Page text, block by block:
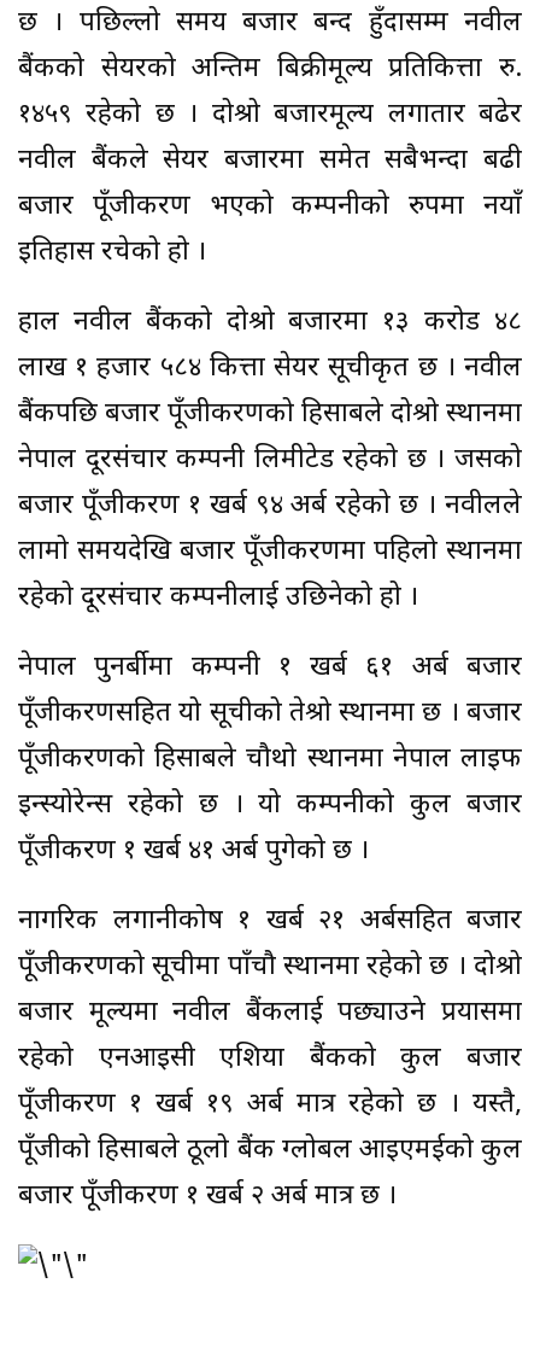
छ । पछिल्लो समय बजार बन्द हुँदासम्म नवील
बैंकको सेयरको अन्तिम बिक्रीमूल्य प्रतिकित्ता रु.
१४५९ रहेको छ । दोश्रो बजारमूल्य लगातार बढेर
नवील बैंकले सेयर बजारमा समेत सबैभन्दा बढी
बजार पूँजीकरण भएको कम्पनीको रुपमा नयाँ
इतिहास रचेको हो ।
हाल नवील बैंकको दोश्रो बजारमा १३ करोड ४८
लाख १ हजार ५८४ कित्ता सेयर सूचीकृत छ । नवील
बैंकपछि बजार पूँजीकरणको हिसाबले दोश्रो स्थानमा
नेपाल दूरसंचार कम्पनी लिमीटेड रहेको छ । जसको
बजार पूँजीकरण १ खर्ब ९४ अर्ब रहेको छ । नवीलले
लामो समयदेखि बजार पूँजीकरणमा पहिलो स्थानमा
रहेको दूरसंचार कम्पनीलाई उछिनेको हो ।
नेपाल पुनर्बीमा कम्पनी १ खर्ब ६१ अर्ब बजार
पूँजीकरणसहित यो सूचीको तेश्रो स्थानमा छ । बजार
पूँजीकरणको हिसाबले चौथो स्थानमा नेपाल लाइफ
इन्स्योरेन्स रहेको छ । यो कम्पनीको कुल बजार
पूँजीकरण १ खर्ब ४१ अर्ब पुगेको छ ।
नागरिक लगानीकोष १ खर्ब २१ अर्बसहित बजार
पूँजीकरणको सूचीमा पाँचौ स्थानमा रहेको छ । दोश्रो
बजार मूल्यमा नवील बैंकलाई पछ्याउने प्रयासमा
रहेको एनआइसी एशिया बैंकको कुल बजार
पूँजीकरण १ खर्ब १९ अर्ब मात्र रहेको छ । यस्तै,
पूँजीको हिसाबले ठूलो बैंक ग्लोबल आइएमईको कुल
बजार पूँजीकरण १ खर्ब २ अर्ब मात्र छ ।